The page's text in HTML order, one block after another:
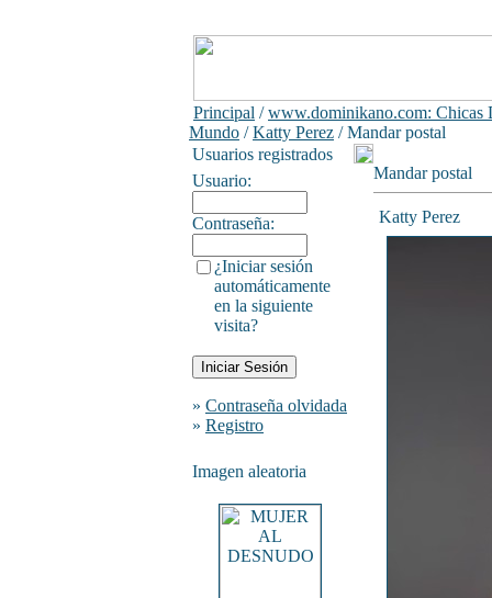
Principal /www.dominikano.com: Chicas
Mundo /Katty Perez / Mandar postal
Usuarios registrados
Usuario:
Contraseña:
¿Iniciar sesión
automáticamente
en la siguiente
visita?
» Contraseña olvidada
» Registro
Imagen aleatoria
Mandar postal
Katty Perez